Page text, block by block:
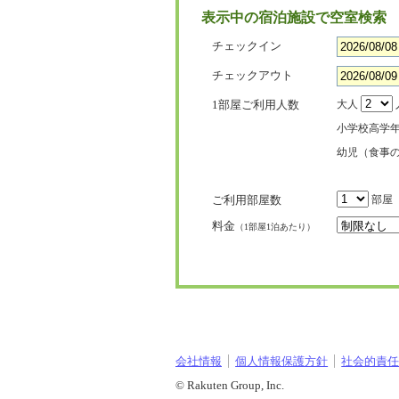
表示中の宿泊施設で空室検索
チェックイン
チェックアウト
1部屋ご利用人数 大人
小学校高学
幼児（食事
ご利用部屋数 部屋
料金 （1部屋1泊あたり）
会社情報 個人情報保護方針
社会的責
© Rakuten Group, Inc.